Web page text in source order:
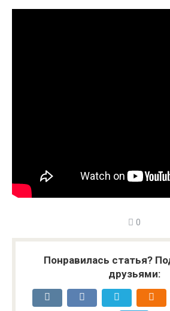
0
Понравилась статья?
друзьями: